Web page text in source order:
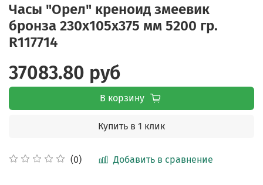
Часы "Орел" креноид змеевик
бронза 230х105х375 мм 5200 гр.
R117714
(0) Добавить в сравнение
37083.80 руб
В корзину
Купить в 1 клик